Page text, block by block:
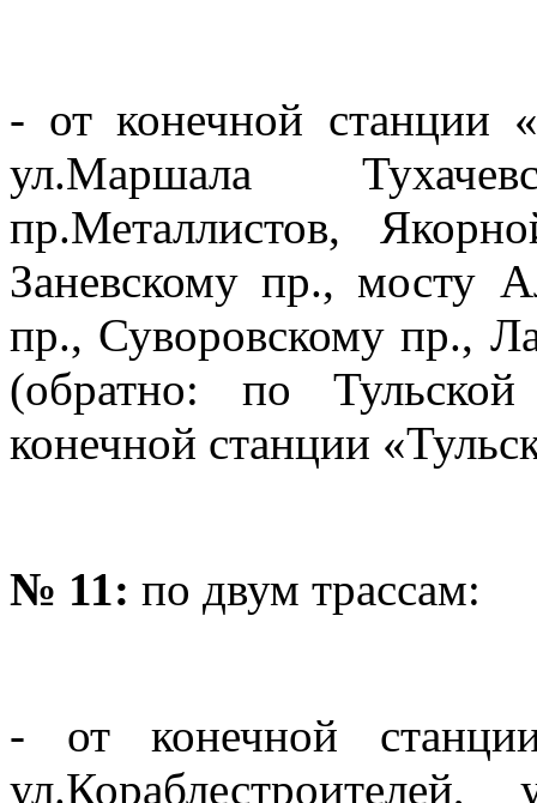
- от конечной станции
ул.Маршала
пр.Металлистов,
Заневскому пр., мосту
пр., Суворовскому пр.,
(обратно: по
конечной станции
№ 11: по двум трассам:
- от конечной